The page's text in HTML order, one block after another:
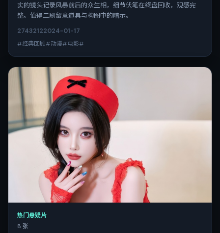
实的镜头记录风暴前后的众生相，细节伏笔在终盘回收，观感完
整。值得二刷留意道具与构图中的暗示。
27432122024-01-17
#经典回顾#动漫#电影#
热门悬疑片
8 张